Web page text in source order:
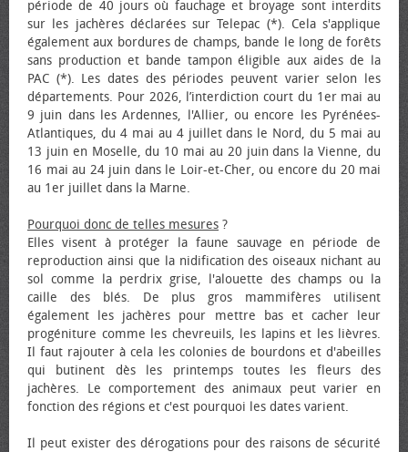
période de 40 jours où fauchage et broyage sont interdits
sur les jachères déclarées sur Telepac (*). Cela s'applique
également aux bordures de champs, bande le long de forêts
sans production et bande tampon éligible aux aides de la
PAC (*). Les dates des périodes peuvent varier selon les
départements. Pour 2026, l’interdiction court du 1er mai au
9 juin dans les Ardennes, l'Allier, ou encore les Pyrénées-
Atlantiques, du 4 mai au 4 juillet dans le Nord, du 5 mai au
13 juin en Moselle, du 10 mai au 20 juin dans la Vienne, du
16 mai au 24 juin dans le Loir-et-Cher, ou encore du 20 mai
au 1er juillet dans la Marne.
Pourquoi donc de telles mesures ?
Elles visent à protéger la faune sauvage en période de
reproduction ainsi que la nidification des oiseaux nichant au
sol comme la perdrix grise, l'alouette des champs ou la
caille des blés. De plus gros mammifères utilisent
également les jachères pour mettre bas et cacher leur
progéniture comme les chevreuils, les lapins et les lièvres.
Il faut rajouter à cela les colonies de bourdons et d'abeilles
qui butinent dès les printemps toutes les fleurs des
jachères. Le comportement des animaux peut varier en
fonction des régions et c'est pourquoi les dates varient.
Il peut exister des dérogations pour des raisons de sécurité